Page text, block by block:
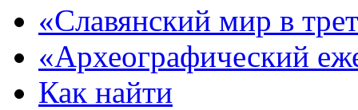
«Славянский мир в
«Археографический
Как найти